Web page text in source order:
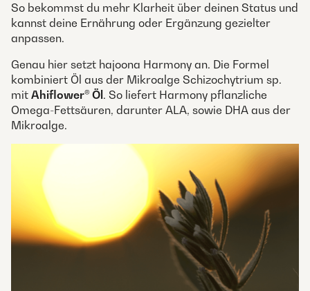
So bekommst du mehr Klarheit über deinen Status und
kannst deine Ernährung oder Ergänzung gezielter
anpassen.
Genau hier setzt hajoona Harmony an. Die Formel
kombiniert Öl aus der Mikroalge Schizochytrium sp.
mit Ahiflower® Öl. So liefert Harmony pflanzliche
Omega-Fettsäuren, darunter ALA, sowie DHA aus der
Mikroalge.